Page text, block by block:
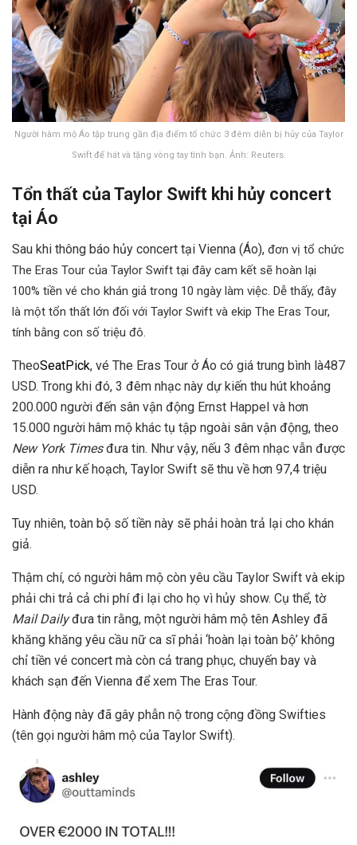
Người hâm mộ Áo tập trung gần địa điểm tổ chức 3 đêm diễn bị hủy của Taylor
Swift để hát và tặng vòng tay tình bạn. Ảnh: Reuters.
Tổn thất của Taylor Swift khi hủy concert
tại Áo
Sau khi thông báo hủy concert tại Vienna (Áo), đơn vị tổ chức
The Eras Tour của Taylor Swift tại đây cam kết sẽ hoàn lại
100% tiền vé cho khán giả trong 10 ngày làm việc. Dễ thấy, đây
là một tổn thất lớn đối với Taylor Swift và ekip The Eras Tour,
tính bằng con số triệu đô.
TheoSeatPick, vé The Eras Tour ở Áo có giá trung bình là487
USD. Trong khi đó, 3 đêm nhạc này dự kiến thu hút khoảng
200.000 người đến sân vận động Ernst Happel và hơn
15.000 người hâm mộ khác tụ tập ngoài sân vận động, theo
New York Timesđưa tin. Như vậy, nếu 3 đêm nhạc vẫn được
diễn ra như kế hoạch, Taylor Swift sẽ thu về hơn 97,4 triệu
USD.
Tuy nhiên, toàn bộ số tiền này sẽ phải hoàn trả lại cho khán
giả.
Thậm chí, có người hâm mộ còn yêu cầu Taylor Swift và ekip
phải chi trả cả chi phí đi lại cho họ vì hủy show. Cụ thể, tờ
Mail Dailyđưa tin rằng, một người hâm mộ tên Ashley đã
khăng khăng yêu cầu nữ ca sĩ phải ‘hoàn lại toàn bộ’ không
chỉ tiền vé concert mà còn cả trang phục, chuyến bay và
khách sạn đến Vienna để xem The Eras Tour.
Hành động này đã gây phẫn nộ trong cộng đồng Swifties
(tên gọi người hâm mộ của Taylor Swift).